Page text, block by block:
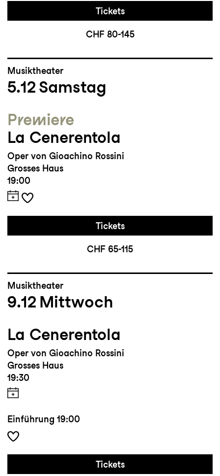
Tickets
CHF 80-145
Musiktheater
5.12 Samstag
Premiere
La Cenerentola
Oper von Gioachino Rossini
Grosses Haus
19:00
Tickets
CHF 65-115
Musiktheater
9.12 Mittwoch
La Cenerentola
Oper von Gioachino Rossini
Grosses Haus
19:30
Einführung 19:00
Tickets